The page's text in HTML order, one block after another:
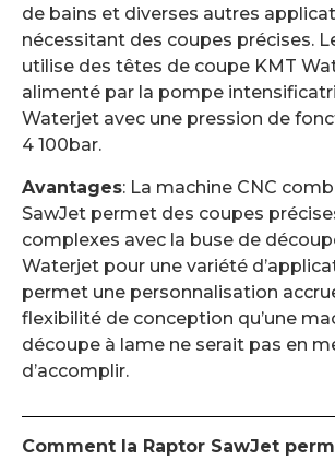
de bains et diverses autres
nécessitant des coupes précises.
utilise des têtes de coupe KMT
alimenté par la pompe
Waterjet avec une pression de
4 100bar.
Avantages: La machine CNC
SawJet permet des coupes
complexes avec la buse de
Waterjet pour une variété
permet une personnalisation
flexibilité de conception qu’une
découpe à lame ne serait pas en
d’accomplir.
Comment la Raptor SawJet